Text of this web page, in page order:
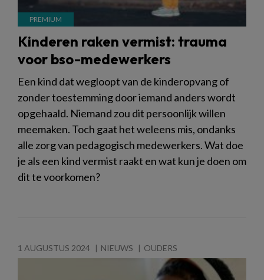
Kinderen raken vermist: trauma
voor bso-medewerkers
Een kind dat wegloopt van de kinderopvang of
zonder toestemming door iemand anders wordt
opgehaald. Niemand zou dit persoonlijk willen
meemaken. Toch gaat het weleens mis, ondanks
alle zorg van pedagogisch medewerkers. Wat doe
je als een kind vermist raakt en wat kun je doen om
dit te voorkomen?
1 AUGUSTUS 2024 NIEUWS OUDERS